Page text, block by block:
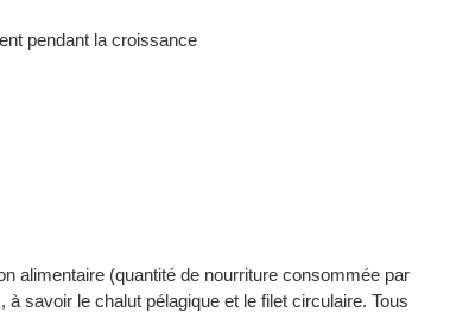
pendant la croissance
alimentaire (quantité de nourriture consommée par
savoir le chalut pélagique et le filet circulaire. Tous